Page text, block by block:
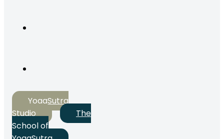
YogaSutra
Studio
The
School of